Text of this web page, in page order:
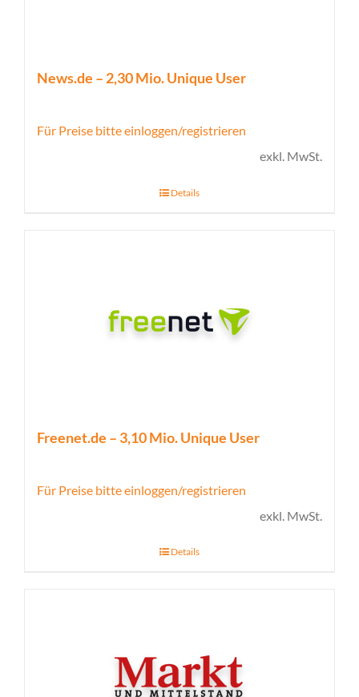
News.de – 2,30 Mio. Unique User
Für Preise bitte einloggen/registrieren
exkl. MwSt.
Details
Freenet.de – 3,10 Mio. Unique User
Für Preise bitte einloggen/registrieren
exkl. MwSt.
Details